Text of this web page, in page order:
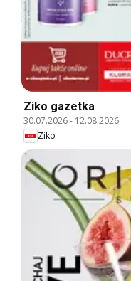
Ziko gazetka
30.07.2026- 12.08.2026
Ziko